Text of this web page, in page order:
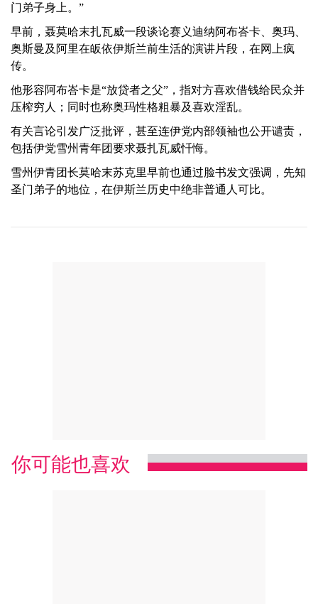
门弟子身上。”
早前，聂莫哈末扎瓦威一段谈论赛义迪纳阿布峇卡、奥玛、
奥斯曼及阿里在皈依伊斯兰前生活的演讲片段，在网上疯
传。
他形容阿布峇卡是“放贷者之父”，指对方喜欢借钱给民众并
压榨穷人；同时也称奥玛性格粗暴及喜欢淫乱。
有关言论引发广泛批评，甚至连伊党内部领袖也公开谴责，
包括伊党雪州青年团要求聂扎瓦威忏悔。
雪州伊青团长莫哈末苏克里早前也通过脸书发文强调，先知
圣门弟子的地位，在伊斯兰历史中绝非普通人可比。
你可能也喜欢